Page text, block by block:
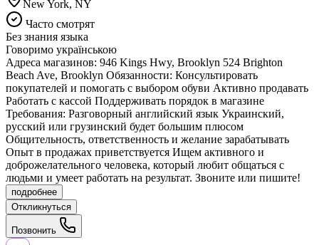
New York, NY
Часто смотрят
Без знания языка
Говоримо українською
Адреса магазинов: 946 Kings Hwy, Brooklyn 524 Brighton
Beach Ave, Brooklyn Обязанности: Консультировать
покупателей и помогать с выбором обуви Активно продавать
Работать с кассой Поддерживать порядок в магазине
Требования: Разговорный английский язык Украинский,
русский или грузинский будет большим плюсом
Общительность, ответственность и желание зарабатывать
Опыт в продажах приветствуется Ищем активного и
доброжелательного человека, который любит общаться с
людьми и умеет работать на результат. Звоните или пишите!
подробнее
Откликнуться
Позвонить